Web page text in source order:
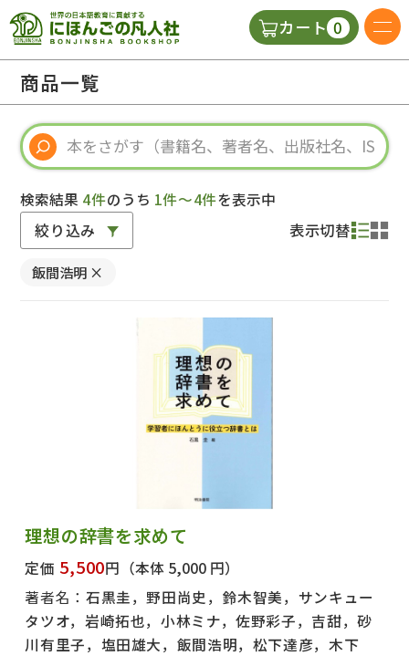
カート 0
視聴覚・補助教材
教師用参考書
商品一覧
検索結果 4件のうち 1件～4件を表示中
絞り込み 表示切替
飯間浩明 ×
理想の辞書を求めて
定価 5,500円 （本体 5,000 円）
著者名： 石黒圭，野田尚史，鈴木智美，サンキュー
タツオ，岩崎拓也，小林ミナ，佐野彩子，吉甜，砂
川有里子，塩田雄大，飯間浩明，松下達彦，木下